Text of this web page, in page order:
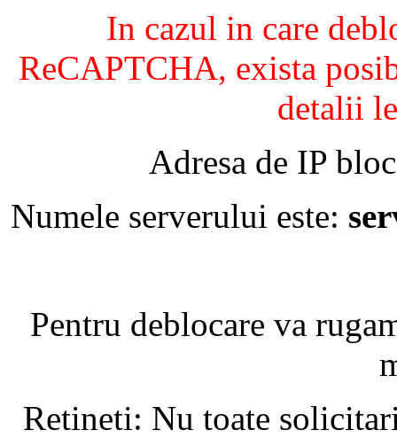
In cazul in care
ReCAPTCHA, exista
detalii
Adresa de IP
Numele serverului este:
Pentru deblocare va
Retineti: Nu toate